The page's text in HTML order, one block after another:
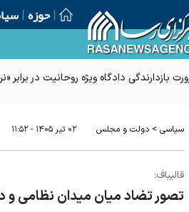
حوزه
بازدارندگی دادگاه ویژه روحانیت در
سیاسی > دولت و مجلس ۰۲ تير ۱۴۰۵ - ۱۱:۵۲
قالیباف:
تصور تضاد میان میدان نظامی و